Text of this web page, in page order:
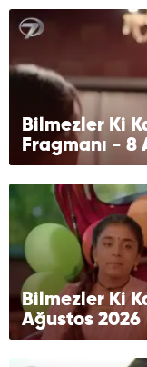
Bilmezler Ki
Fragmanı - 8
Bilmezler Ki
Ağustos 2026